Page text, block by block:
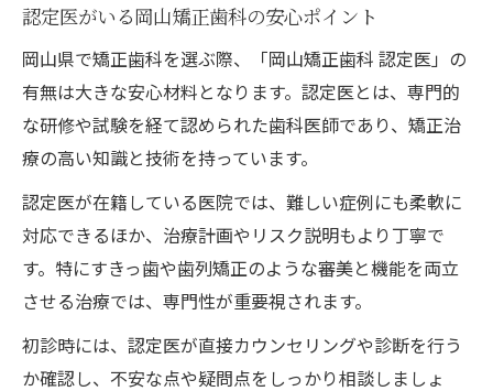
認定医がいる岡山矯正歯科の安心ポイント
岡山県で矯正歯科を選ぶ際、「岡山矯正歯科 認定医」の
有無は大きな安心材料となります。認定医とは、専門的
な研修や試験を経て認められた歯科医師であり、矯正治
療の高い知識と技術を持っています。
認定医が在籍している医院では、難しい症例にも柔軟に
対応できるほか、治療計画やリスク説明もより丁寧で
す。特にすきっ歯や歯列矯正のような審美と機能を両立
させる治療では、専門性が重要視されます。
初診時には、認定医が直接カウンセリングや診断を行う
か確認し、不安な点や疑問点をしっかり相談しましょ